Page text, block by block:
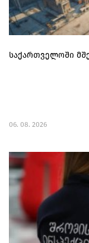
საქართველოში
06. 08. 2026